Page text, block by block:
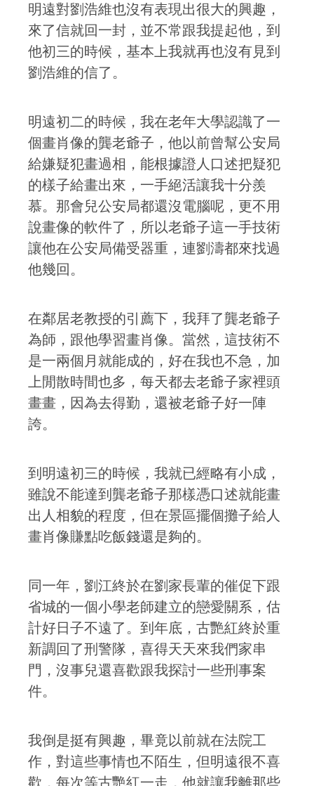
明遠對劉浩維也沒有表現出很大的興趣，
來了信就回一封，並不常跟我提起他，到
他初三的時候，基本上我就再也沒有見到
劉浩維的信了。
明遠初二的時候，我在老年大學認識了一
個畫肖像的龔老爺子，他以前曾幫公安局
給嫌疑犯畫過相，能根據證人口述把疑犯
的樣子給畫出來，一手絕活讓我十分羨
慕。那會兒公安局都還沒電腦呢，更不用
說畫像的軟件了，所以老爺子這一手技術
讓他在公安局備受器重，連劉濤都來找過
他幾回。
在鄰居老教授的引薦下，我拜了龔老爺子
為師，跟他學習畫肖像。當然，這技術不
是一兩個月就能成的，好在我也不急，加
上閒散時間也多，每天都去老爺子家裡頭
畫畫，因為去得勤，還被老爺子好一陣
誇。
到明遠初三的時候，我就已經略有小成，
雖說不能達到龔老爺子那樣憑口述就能畫
出人相貌的程度，但在景區擺個攤子給人
畫肖像賺點吃飯錢還是夠的。
同一年，劉江終於在劉家長輩的催促下跟
省城的一個小學老師建立的戀愛關系，估
計好日子不遠了。到年底，古艷紅終於重
新調回了刑警隊，喜得天天來我們家串
門，沒事兒還喜歡跟我探討一些刑事案
件。
我倒是挺有興趣，畢竟以前就在法院工
作，對這些事情也不陌生，但明遠很不喜
歡，每次等古艷紅一走，他就讓我離那些